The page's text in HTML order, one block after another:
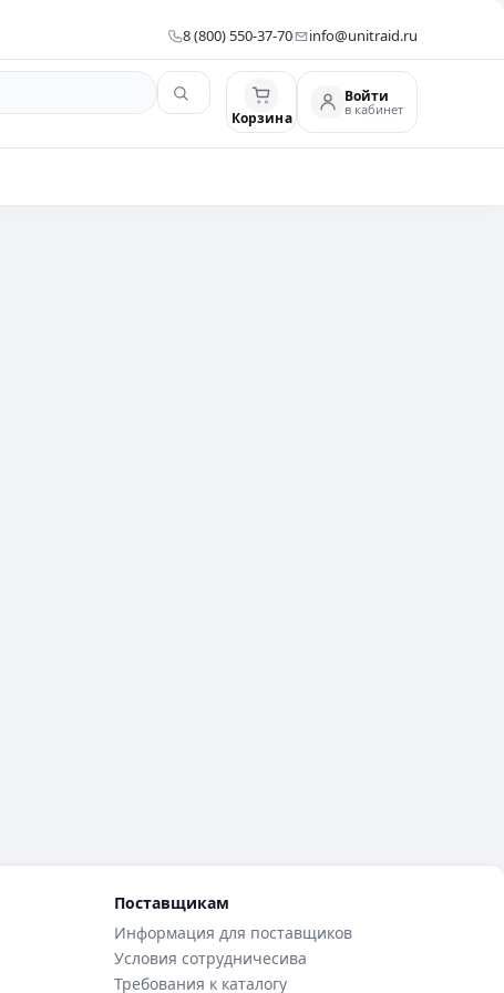
8 (800) 550-37-70 info@unitraid.ru
Корзина
Войти
в кабинет
Поставщикам
Информация для поставщиков
Условия сотрудничесива
Требования к каталогу